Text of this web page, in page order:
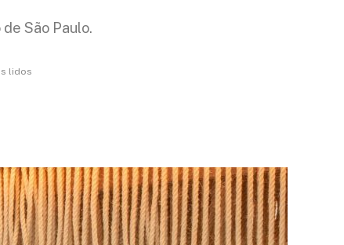
São Paulo.
lidos